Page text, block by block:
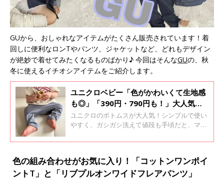
GUから、おしゃれなアイテムがたくさん販売されています！着
回しに便利なロンTやパンツ、ジャケットなど、どれもデザイン
が絶妙で着せてみたくなるものばかり♪ 今回はそんなGUの、秋
冬に使えるイチオシアイテムをご紹介します。
ユニクロベビー「色がかわいくて生地感
も◎」「390円・790円も！」大人気★
ボトムス5選
ユニクロのボトムスが大人気！シンプルで使い
やすく、ガシガシ洗えて値段も手頃だと、ママ
や、動きやすいショートパンツなど、使えるも
ボトムスをご紹介します。
色の組み合わせがお気に入り！「コットンワンポイ
ントT」と「リブプルオンワイドフレアパンツ」